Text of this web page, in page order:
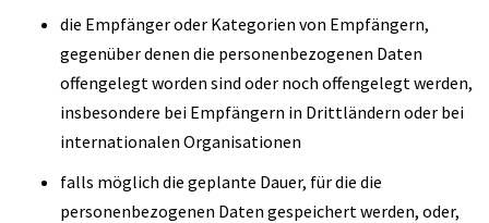
die Empfänger oder Kategorien von Empfängern,
gegenüber denen die personenbezogenen Daten
offengelegt worden sind oder noch offengelegt werden,
insbesondere bei Empfängern in Drittländern oder bei
internationalen Organisationen
falls möglich die geplante Dauer, für die die
personenbezogenen Daten gespeichert werden, oder,